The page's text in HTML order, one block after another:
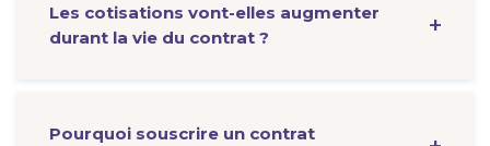
Les cotisations vont-elles augmenter
durant la vie du contrat ?
Pourquoi souscrire un contrat